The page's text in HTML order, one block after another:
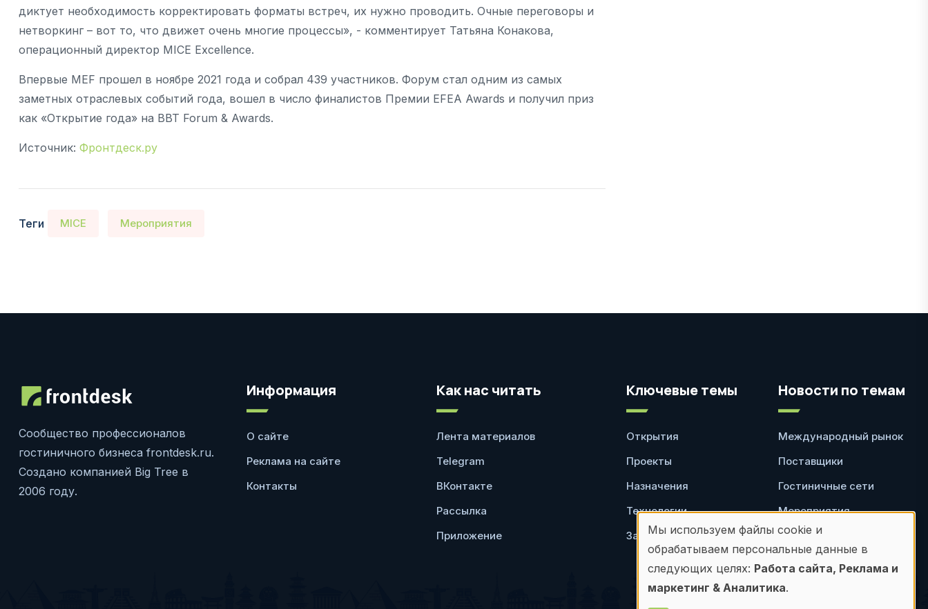
диктует необходимость корректировать форматы встреч, их нужно проводить. Очные переговоры и
нетворкинг – вот то, что движет очень многие процессы», - комментирует Татьяна Конакова,
операционный директор MICE Excellence.
Впервые MEF прошел в ноябре 2021 года и собрал 439 участников. Форум стал одним из самых
заметных отраслевых событий года, вошел в число финалистов Премии EFEA Awards и получил приз
как «Открытие года» на BBT Forum & Awards.
Источник: Фронтдеск.ру
Теги MICE Мероприятия
Сообщество профессионалов
гостиничного бизнеса frontdesk.ru.
Создано компанией Big Tree в
2006 году.
Информация
О сайте
Реклама на сайте
Контакты
Как нас читать
Лента материалов
Telegram
ВКонтакте
Рассылка
Приложение
Ключевые темы
Открытия
Проекты
Назначения
Технологии
Законодательство
Новости по темам
Международный рынок
Поставщики
Гостиничные сети
Мероприятия
Ресторан
Использование
персональных
данных
Мы используем файлы cookie и
обрабатываем персональные данные в
следующих целях: Работа сайта, Реклама и
маркетинг & Аналитика.